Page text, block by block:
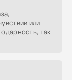
или
так